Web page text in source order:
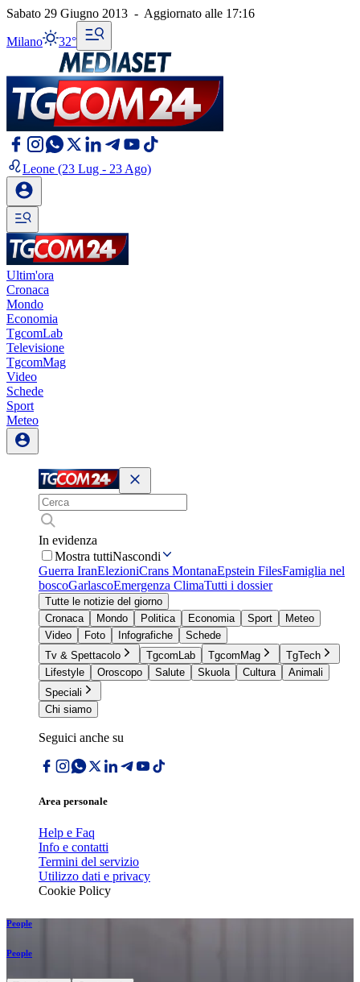
Sabato 29 Giugno 2013 - Aggiornato alle 17:16
Milano 32°
Leone (23 Lug - 23 Ago)
Ultim'ora
Cronaca
Mondo
Economia
TgcomLab
Televisione
TgcomMag
Video
Schede
Sport
Meteo
In evidenza
Mostra tuttiNascondi
Guerra IranElezioniCrans MontanaEpstein FilesFamiglia nel
boscoGarlascoEmergenza ClimaTutti i dossier
Tutte le notizie del giorno
Cronaca
Mondo Politica Economia Sport
Meteo
Video
Foto Infografiche
Schede
Tv & Spettacolo
TgcomLab TgcomMag
TgTech
Lifestyle
Oroscopo Salute Skuola Cultura
Animali
Speciali
Chi siamo
Seguici anche su
Area personale
Help e Faq
Info e contatti
Termini del servizio
Utilizzo dati e privacy
Cookie Policy
People
People